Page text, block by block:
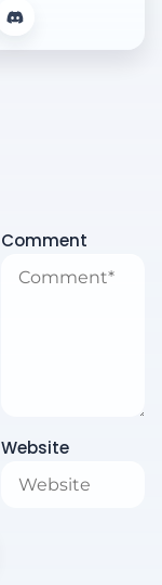
Comment
Website